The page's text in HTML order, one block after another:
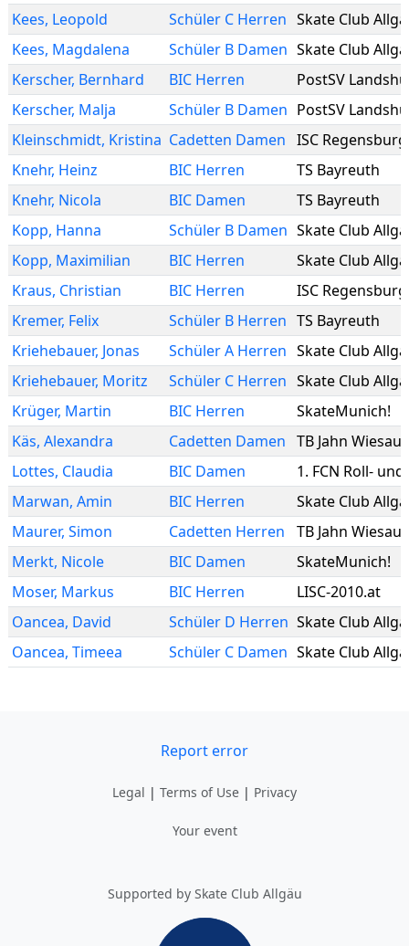
Kees, Leopold Schüler C Herren Skate Club
Kees, Magdalena Schüler B Damen Skate Club
Kerscher, Bernhard BIC Herren
PostSV
Kerscher, Malja Schüler B Damen PostSV
Kleinschmidt, Kristina Cadetten Damen ISC Regensburg
Knehr, Heinz BIC Herren
TS Bayreuth
Knehr, Nicola BIC Damen
TS Bayreuth
Kopp, Hanna Schüler B Damen Skate Club
Kopp, Maximilian BIC Herren
Skate Club
Kraus, Christian BIC Herren
ISC Regensburg
Kremer, Felix Schüler B Herren TS Bayreuth
Kriehebauer, Jonas Schüler A Herren Skate Club
Kriehebauer, Moritz Schüler C Herren Skate Club
Krüger, Martin BIC Herren
SkateMunich!
Käs, Alexandra Cadetten Damen TB Jahn Wiesau
Lottes, Claudia BIC Damen
1. FCN Roll-
Marwan, Amin BIC Herren
Skate Club
Maurer, Simon Cadetten Herren
TB Jahn Wiesau
Merkt, Nicole BIC Damen
SkateMunich!
Moser, Markus BIC Herren
LISC-2010.at
Oancea, David Schüler D Herren Skate Club
Oancea, Timeea Schüler C Damen Skate Club
Report error
Legal | Terms of Use | Privacy
Your event
Supported by Skate Club Allgäu